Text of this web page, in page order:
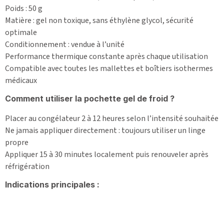
Poids : 50 g
Matière : gel non toxique, sans éthylène glycol, sécurité
optimale
Conditionnement : vendue à l’unité
Performance thermique constante après chaque utilisation
Compatible avec toutes les mallettes et boîtiers isothermes
médicaux
Comment utiliser la pochette gel de froid ?
Placer au congélateur 2 à 12 heures selon l’intensité souhaitée
Ne jamais appliquer directement : toujours utiliser un linge
propre
Appliquer 15 à 30 minutes localement puis renouveler après
réfrigération
Indications principales :